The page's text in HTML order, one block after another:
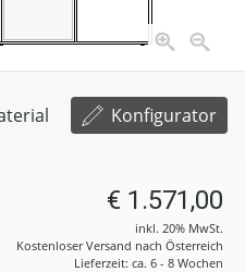
Konfigurator
€ 1.571,00
inkl. 20% MwSt.
Kostenloser Versand nach Österreich
Lieferzeit: ca. 6 - 8 Wochen